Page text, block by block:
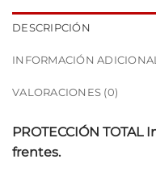
DESCRIPCIÓN
INFORMACIÓN ADICIONAL
VALORACIONES (0)
PROTECCIÓN
frentes.